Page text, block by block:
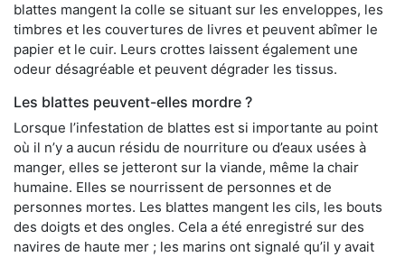
blattes mangent la colle se situant sur les enveloppes, les
timbres et les couvertures de livres et peuvent abîmer le
papier et le cuir. Leurs crottes laissent également une
odeur désagréable et peuvent dégrader les tissus.
Les blattes peuvent-elles mordre ?
Lorsque l’infestation de blattes est si importante au point
où il n’y a aucun résidu de nourriture ou d’eaux usées à
manger, elles se jetteront sur la viande, même la chair
humaine. Elles se nourrissent de personnes et de
personnes mortes. Les blattes mangent les cils, les bouts
des doigts et des ongles. Cela a été enregistré sur des
navires de haute mer ; les marins ont signalé qu’il y avait